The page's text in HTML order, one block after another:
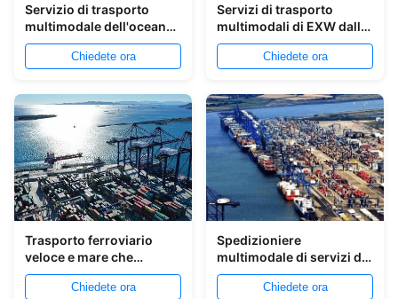
Servizio di trasporto
multimodale dell'oceano
internazionale Cina nel
VietnamChiedete ora
Servizi di trasporto
multimodali di EXW dalla
Cina in Tailandia
Chiedete ora
Trasporto ferroviario
veloce e mare che
spediscono la Cina in
Chiedete ora
Spedizioniere
multimodale di servizi di
trasporto di Shanghai
Cina a Mar Nero
Chiedete ora